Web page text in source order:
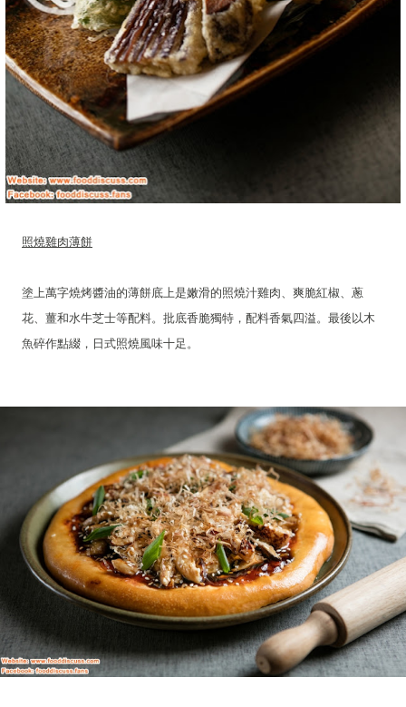
照燒雞肉薄餅
塗上萬字燒烤醬油的薄餅底上是嫩滑的照燒汁雞肉、爽脆紅椒、蔥
花、薑和水牛芝士等配料。批底香脆獨特，配料香氣四溢。最後以木
魚碎作點綴，日式照燒風味十足。